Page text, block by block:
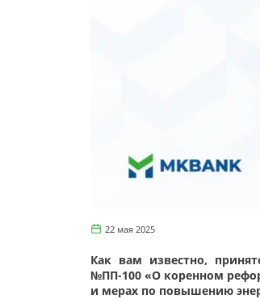
22 мая 2025
Как вам известно,
№ПП-100 «О коренном
и мерах по повышению